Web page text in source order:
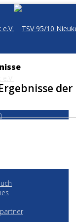
der